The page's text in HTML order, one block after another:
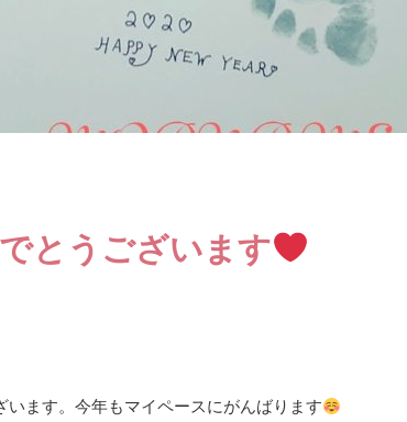
とうございます
います。今年もマイペースにがんばります